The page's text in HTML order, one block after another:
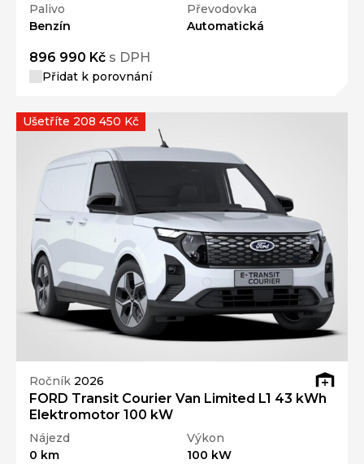
Palivo
Benzín
Převodovka
Automatická
896 990 Kč s DPH
Přidat k porovnání
Ročník 2026
FORD Transit Courier Van Limited L1 43 kWh
Elektromotor 100 kW
Nájezd
0 km
Výkon
100 kW
Ušetříte 208 450 Kč